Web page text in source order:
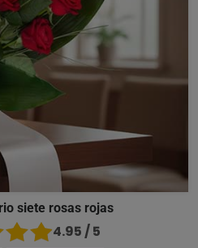
siete rosas rojas
4.95 / 5